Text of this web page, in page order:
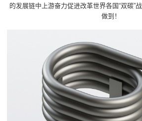
的发展链中上游奋力促进改革世界各国“双碳”
做到！